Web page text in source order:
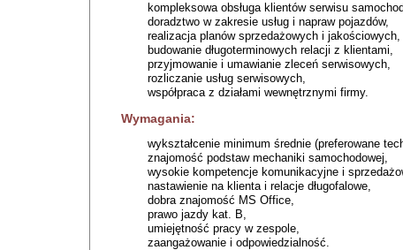
kompleksowa obsługa klientów serwisu
doradztwo w zakresie usług i napraw pojazdów,
realizacja planów sprzedażowych i jakościowych,
budowanie długoterminowych relacji z klientami,
przyjmowanie i umawianie zleceń serwisowych,
rozliczanie usług serwisowych,
współpraca z działami wewnętrznymi firmy.
Wymagania:
wykształcenie minimum średnie (preferowane
znajomość podstaw mechaniki samochodowej,
wysokie kompetencje komunikacyjne i
nastawienie na klienta i relacje długofalowe,
dobra znajomość MS Office,
prawo jazdy kat. B,
umiejętność pracy w zespole,
zaangażowanie i odpowiedzialność.